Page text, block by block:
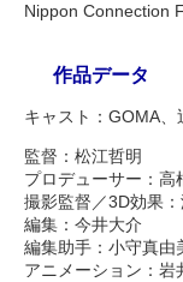
Nippon Connection
作品データ
キャスト：GOMA
監督：松江哲明
プロデューサー：高
撮影監督／3D効果
編集：今井大介
編集助手：小守真由
アニメーション：岩